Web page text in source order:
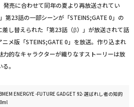
発売に合わせて同年の夏より再放送されてい
第23話の一部シーンが「STEINS;GATE 0」の
し替えられた「第23話（β）」が放送されて話
メ版「STEINS;GATE 0」を放送。作り込まれ
力的なキャラクターが織りなすストーリーは放
。
ENERGYE -FUTURE GADGET 92- 選ばれし者の知的